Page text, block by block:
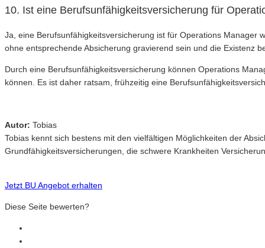
10. Ist eine Berufsunfähigkeitsversicherung für
Ja, eine Berufsunfähigkeitsversicherung ist für Operations Manager
ohne entsprechende Absicherung gravierend sein und die Existenz
Durch eine Berufsunfähigkeitsversicherung können Operations
können. Es ist daher ratsam, frühzeitig eine
Autor: Tobias
Tobias kennt sich bestens mit den vielfältigen Möglichkeiten der
Grundfähigkeitsversicherungen, die schwere Krankheiten
Jetzt BU Angebot erhalten
Diese Seite bewerten?